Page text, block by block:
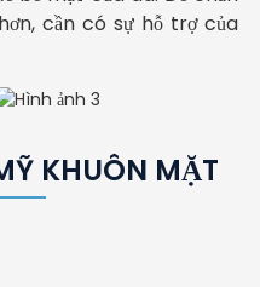
cần có sự hỗ trợ của
cá, và lỗ chân lông to
có mụn. Màu xanh
đoán phân biệt các
bố của chứng đỏ da
viêm da).
khác. Nó chủ yếu
giãn nở mao mạch
do mụn.
vết nám, mụn trứng cá
hàng nhận biết các
quan sát các đốm
đỏ biểu thị đốm sắc tố
được sử dụng để quan
KHUÔN MẶT